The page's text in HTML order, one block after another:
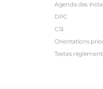
Agenda des
DPC
CSI
Orientations
Textes